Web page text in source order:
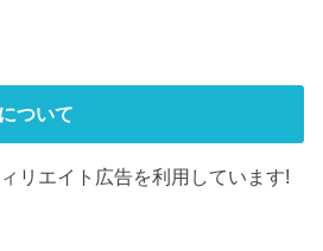
ついて
リエイト広告を利用しています!